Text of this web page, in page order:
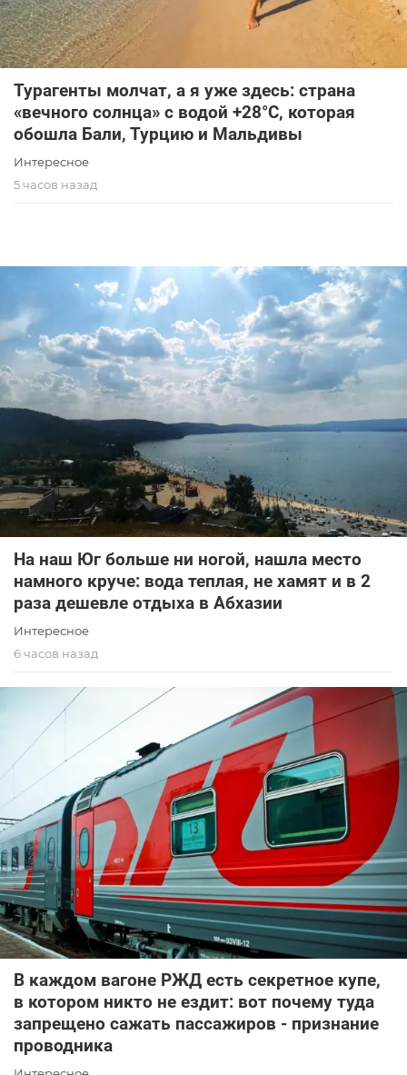
Турагенты молчат, а я уже здесь: страна
«вечного солнца» с водой +28°C, которая
обошла Бали, Турцию и Мальдивы
Интересное
5 часов назад
На наш Юг больше ни ногой, нашла место
намного круче: вода теплая, не хамят и в 2
раза дешевле отдыха в Абхазии
Интересное
6 часов назад
В каждом вагоне РЖД есть секретное купе,
в котором никто не ездит: вот почему туда
запрещено сажать пассажиров - признание
проводника